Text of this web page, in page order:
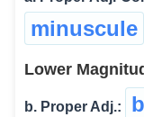
minuscule
Lower
b. Proper Adj.: